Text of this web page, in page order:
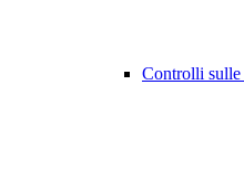
Controlli sulle